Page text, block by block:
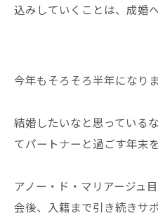
込みしていくことは、成婚
今年もそろそろ半年になり
結婚したいなと思っている
てパートナーと過ごす年末
アノー・ド・マリアージュ
会後、入籍まで引き続きサ